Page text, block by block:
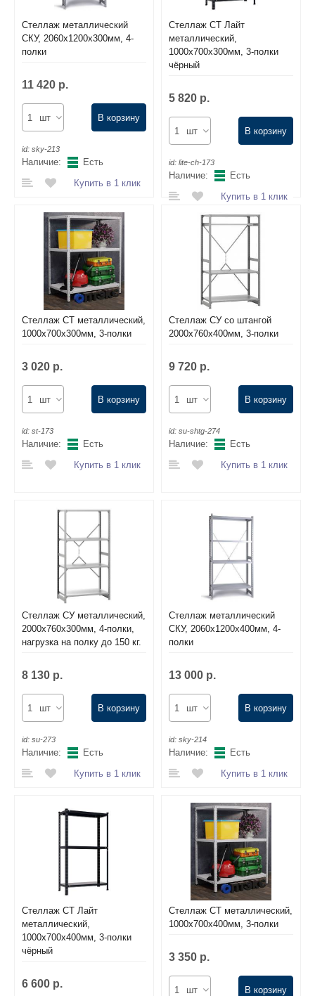
Стеллаж металлический
СКУ, 2060х1200х300мм, 4-
полки
11 420 р.
шт В корзину
id: sky-213
Наличие:
Есть
Купить в 1 клик
Стеллаж СТ Лайт
металлический,
1000х700х300мм, 3-полки
чёрный
5 820 р.
шт В корзину
id: lite-ch-173
Наличие:
Есть
Купить в 1 клик
Стеллаж СТ металлический,
1000х700х300мм, 3-полки
3 020 р.
шт В корзину
id: st-173
Наличие:
Есть
Купить в 1 клик
Стеллаж СУ со штангой
2000х760х400мм, 3-полки
9 720 р.
шт В корзину
id: su-shtg-274
Наличие:
Есть
Купить в 1 клик
Стеллаж СУ металлический,
2000х760х300мм, 4-полки,
нагрузка на полку до 150 кг.
8 130 р.
шт В корзину
id: su-273
Наличие:
Есть
Купить в 1 клик
Стеллаж металлический
СКУ, 2060х1200х400мм, 4-
полки
13 000 р.
шт В корзину
id: sky-214
Наличие:
Есть
Купить в 1 клик
Стеллаж СТ Лайт
металлический,
1000х700х400мм, 3-полки
чёрный
6 600 р.
Стеллаж СТ металлический,
1000х700х400мм, 3-полки
3 350 р.
шт В корзину